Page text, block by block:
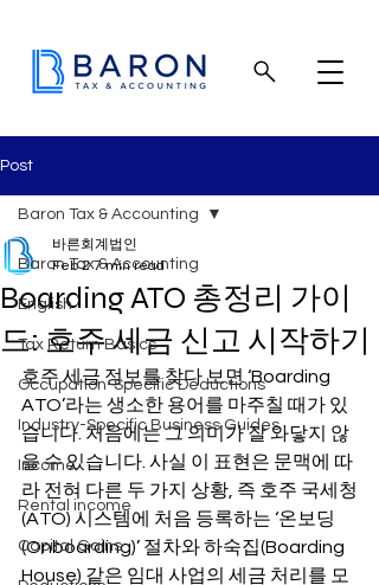
Post
Baron Tax & Accounting
English
Tax Return Basics
Occupation-Specific Deductions
Industry-Specific Business Guides
Income
Rental income
Capital Gains
Baron Tax & Accounting
Boarding ATO 총정리 가이
드: 호주 세금 신고 시작하기
바른회계법인
Feb 2 7 min read
호주 세금 정보를 찾다 보면 ‘Boarding
ATO’라는 생소한 용어를 마주칠 때가 있
습니다. 처음에는 그 의미가 잘 와닿지 않
을 수 있습니다. 사실 이 표현은 문맥에 따
라 전혀 다른 두 가지 상황, 즉 호주 국세청
(ATO) 시스템에 처음 등록하는 ‘온보딩
(Onboarding)’ 절차와 하숙집(Boarding
House) 같은 임대 사업의 세금 처리를 모